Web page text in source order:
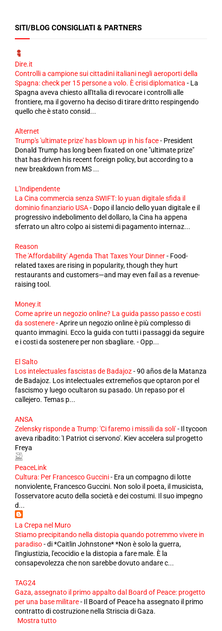
SITI/BLOG CONSIGLIATI & PARTNERS
Dire.it
Controlli a campione sui cittadini italiani negli aeroporti della
Spagna: check per 15 persone a volo. È crisi diplomatica - La
Spagna aveva chiesto all'Italia di revocare i controlli alle
frontiere, ma il governo ha deciso di tirare dritto respingendo
quello che è stato consid...
Alternet
Trump's 'ultimate prize' has blown up in his face- President
Donald Trump has long been fixated on one "ultimate prize"
that has driven his recent foreign policy, but according to a
new breakdown from MS ...
L'Indipendente
La Cina commercia senza SWIFT: lo yuan digitale sfida il
dominio finanziario USA- Dopo il lancio dello yuan digitale e il
progressivo indebolimento del dollaro, la Cina ha appena
sferrato un altro colpo ai sistemi di pagamento internaz...
Reason
The 'Affordability' Agenda That Taxes Your Dinner- Food-
related taxes are rising in popularity, though they hurt
restaurants and customers—and may even fail as a revenue-
raising tool.
Money.it
Come aprire un negozio online? La guida passo passo e costi
da sostenere-Aprire un negozio online è più complesso di
quanto immagini. Ecco la guida con tutti i passaggi da seguire
e i costi da sostenere per non sbagliare. - Opp...
El Salto
Los intelectuales fascistas de Badajoz-90 años de la Matanza
de Badajoz. Los intelectuales extremeños que optaron por el
fascismo y luego ocultaron su pasado. Un repaso por el
callejero. Temas p...
ANSA
Zelensky risponde a Trump: 'Ci faremo i missili da soli'- Il tycoon
aveva ribadito: 'I Patriot ci servono'. Kiev accelera sul progetto
Freya
PeaceLink
Cultura: Per Francesco Guccini- Era un compagno di lotte
nonviolente, Francesco Guccini. Non solo il poeta, il musicista,
l'osservatore acuto della società e dei costumi. Il suo impegno
d...
La Crepa nel Muro
Stiamo precipitando nella distopia quando potremmo vivere in
paradiso-di *Caitlin Johnstone* *Non è solo la guerra,
l'ingiustizia, l'ecocidio e la distopia a fare male. È la
consapevolezza che non sarebbe dovuto andare c...
TAG24
Gaza, assegnato il primo appalto dal Board of Peace: progetto
per una base militare- Il Board of Peace ha assegnato il primo
contratto di costruzione nella Striscia di Gaza.
Mostra tutto